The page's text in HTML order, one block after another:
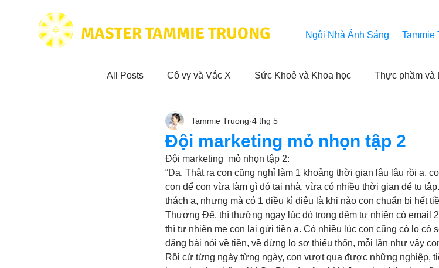
MASTER TAMMIE TRUONG Ngôi Nhà Ánh Sáng Tammie
All Posts Cô vy và Vắc X Sức Khoẻ và Khoa học Thực phầm và
Hoạt động vì cộng đồng Trải nghiệm của người xem
Trích dẫn hay trong Sách CL&NL Thành tựu Các thông báo
Phim Tâm Linh Hoạt động hằng ngày của Tammie Hỏi và Đáp
Đội marketing mỏ nhọn tập 2
Tammie Truong 4 thg 5
Đội marketing  mỏ nhọn tập 2:
“Dạ. Thật ra con cũng nghỉ làm 1 khoảng thời gian lâu lâu rồi ạ,
con để con vừa làm gì đó tại nhà, vừa có nhiều thời gian để tu
thách ạ, nhưng mà có 1 điều kì diệu là khi nào con chuẩn bị hết
Thượng Đế, thì thường ngay lúc đó trong đêm tự nhiên có email
thì tự nhiên mẹ con lại gửi tiền ạ. Có nhiều lúc con cũng có lo có
đăng bài nói về tiền, về đừng lo sợ thiếu thốn, mỗi lần như vậy
Rồi cứ từng ngày từng ngày, con vượt qua được những nghiệp,